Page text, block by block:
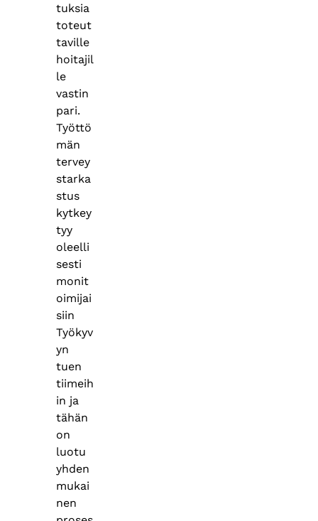
tuksia
toteut
taville
hoitajil
le
vastin
pari.
Työttö
män
tervey
starka
stus
kytkey
tyy
oleelli
sesti
monit
oimijai
siin
Työkyv
yn
tuen
tiimeih
in ja
tähän
on
luotu
yhden
mukai
nen